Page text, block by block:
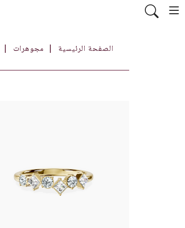
الصفحة الرئيسية مجوهرات